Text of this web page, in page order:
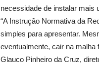
necessidade de instalar mais
“A Instrução Normativa da
simples para apresentar.
eventualmente, cair na malha
Glauco Pinheiro da Cruz,